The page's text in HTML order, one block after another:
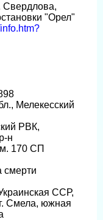
Свердлова,
"Орел"
Мелекесский
РВК,
н
170 СП
смерти
ССР,
Смела, южная